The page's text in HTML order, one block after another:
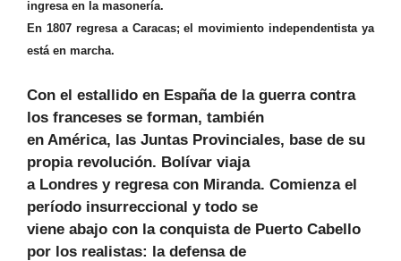
ingresa en la masonería.
En 1807 regresa a Caracas; el movimiento independentista ya
está en marcha.
Con el estallido en España de la guerra contra
los franceses se forman, también
en América, las Juntas Provinciales, base de su
propia revolución. Bolívar viaja
a Londres y regresa con Miranda. Comienza el
período insurreccional y todo se
viene abajo con la conquista de Puerto Cabello
por los realistas: la defensa de